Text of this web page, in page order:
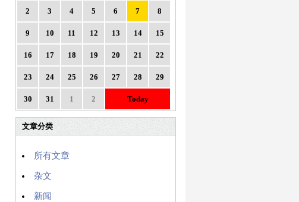
2 3 4 5 6 7 8
9 10 11 12 13 14 15
16 17 18 19 20 21 22
23 24 25 26 27 28 29
30 31 1 2 Today
文章分类
所有文章
杂文
新闻